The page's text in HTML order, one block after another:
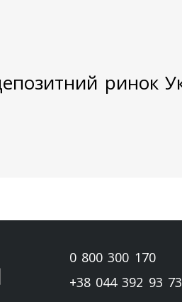
ринок
0 800 300 170
+38 044 392 93 73